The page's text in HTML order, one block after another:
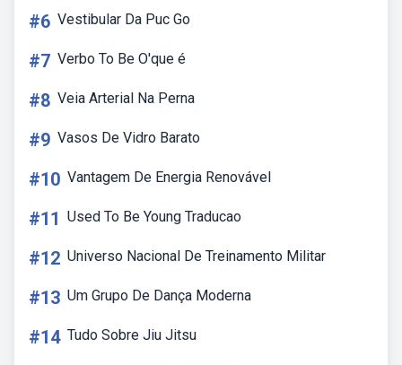
#6 Vestibular Da Puc Go
#7 Verbo To Be O'que é
#8 Veia Arterial Na Perna
#9 Vasos De Vidro Barato
#10 Vantagem De Energia Renovável
#11 Used To Be Young Traducao
#12 Universo Nacional De Treinamento Militar
#13 Um Grupo De Dança Moderna
#14 Tudo Sobre Jiu Jitsu